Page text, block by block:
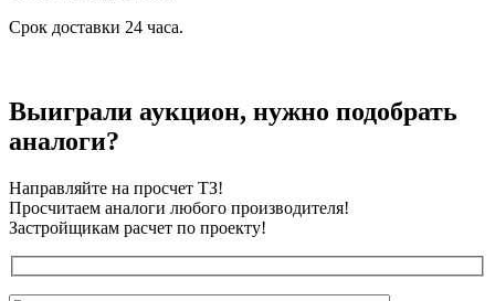
Срок доставки 24 часа.
Выиграли аукцион, нужно подобрать
аналоги?
Направляйте на просчет ТЗ!
Просчитаем аналоги любого производителя!
Застройщикам расчет по проекту!